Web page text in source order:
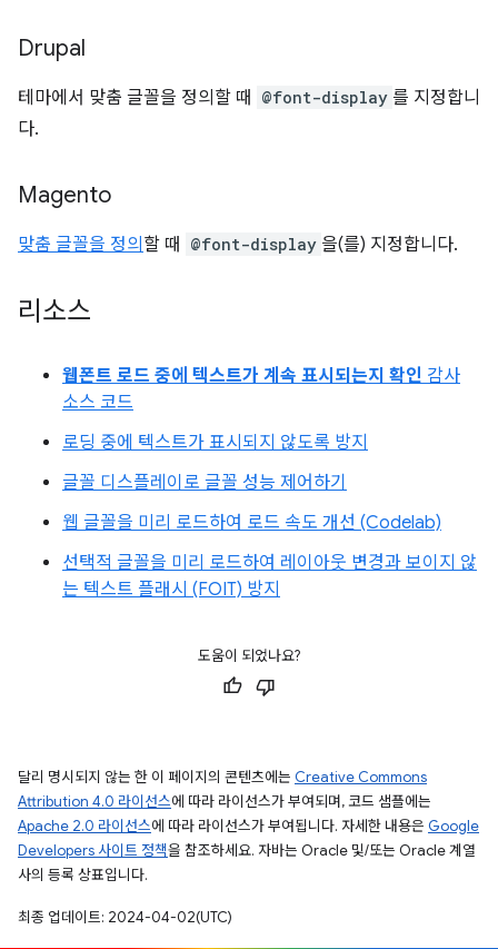
Drupal
테마에서 맞춤 글꼴을 정의할 때 @font-display 를 지정합니
다.
Magento
맞춤 글꼴을 정의 할 때 @font-display 을(를) 지정합니다.
리소스
웹폰트 로드 중에 텍스트가 계속 표시되는지 확인 감사
소스 코드
로딩 중에 텍스트가 표시되지 않도록 방지
글꼴 디스플레이로 글꼴 성능 제어하기
웹 글꼴을 미리 로드하여 로드 속도 개선 (Codelab)
선택적 글꼴을 미리 로드하여 레이아웃 변경과 보이지 않
는 텍스트 플래시 (FOIT) 방지
도움이 되었나요?
달리 명시되지 않는 한 이 페이지의 콘텐츠에는 Creative Commons
Attribution 4.0 라이선스에 따라 라이선스가 부여되며, 코드 샘플에는
Apache 2.0 라이선스에 따라 라이선스가 부여됩니다. 자세한 내용은 Google
Developers 사이트 정책을 참조하세요. 자바는 Oracle 및/또는 Oracle 계열
사의 등록 상표입니다.
최종 업데이트: 2024-04-02(UTC)